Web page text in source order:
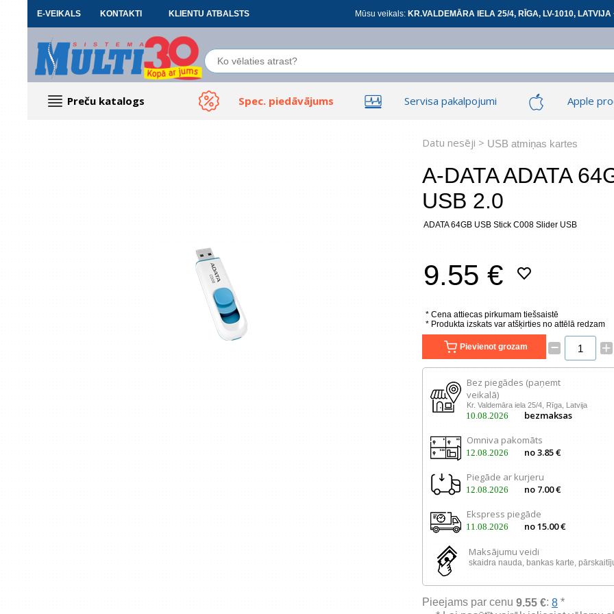
E-VEIKALS KONTAKTI KLIENTU ATBALSTS Mūsu veikals: KR.VALDEMĀRA IELA 25/4, RĪGA, LV-1010,
Ieiet
Ieiet
Preču katalogs Spec. piedāvājums Servisa pakalpojumi Apple
Tīkla produkti Viedierīces
Datu nesēji > USB atmiņas kartes
A-DATA ADATA
USB 2.0
ADATA 64GB USB Stick C008 Slider USB
9.55 €
* Cena attiecas pirkumam tiešsaistē
* Produkta izskats var atšķirties no attēlā redzam
Pievienot grozam – +
Bez piegādes (paņemt
veikalā)
Kr. Valdemāra iela 25/4, Rīga, Latvija
10.08.2026
bezmaksas
Omniva pakomāts
12.08.2026
no 3.85 €
Piegāde ar kurjeru
12.08.2026
no 7.00 €
Ekspress piegāde
11.08.2026 no 15.00 €
Maksājumu veidi
skaidra nauda, ​​bankas karte,
Pieejams par cenu 9.55 €: 8 *